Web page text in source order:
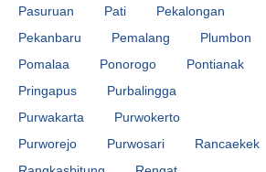
Pasuruan
Pati
Pekalongan
Pekanbaru
Pemalang
Plumbon
Pomalaa
Ponorogo
Pontianak
Pringapus
Purbalingga
Purwakarta
Purwokerto
Purworejo
Purwosari
Rancaekek